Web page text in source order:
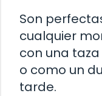
Son
cualquier
con una
o como un
tarde.